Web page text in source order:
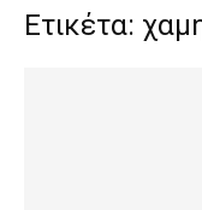
Ετικέτα: